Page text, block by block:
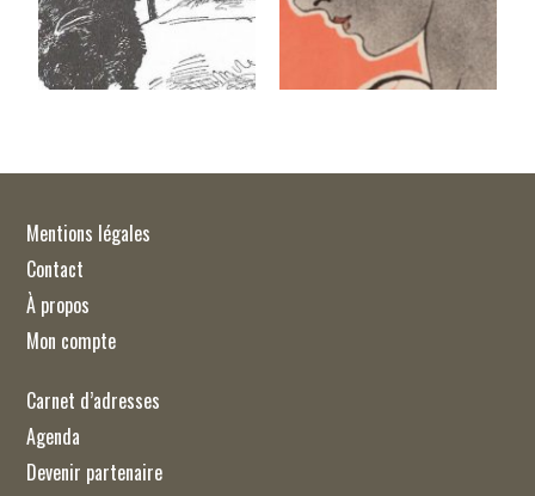
Mentions légales
Contact
À propos
Mon compte
Carnet d’adresses
Agenda
Devenir partenaire